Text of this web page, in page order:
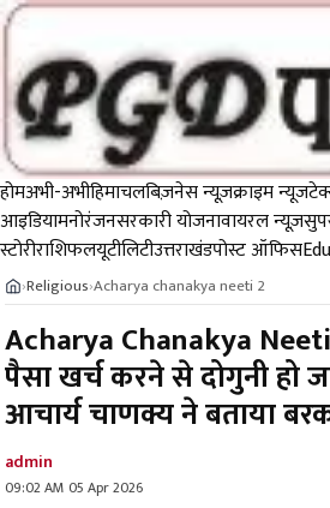
होमअभी-अभीहिमाचलबिज़नेस न्यूज़क्राइम न्यूज
आइडियामनोरंजनसरकारी योजनावायरल न्यूज़
स्टोरीराशिफलयूटीलिटीउत्तराखंडपोस्ट ऑफिस
›Religious›Acharya chanakya neeti 2
Acharya Chanakya
पैसा खर्च करने से दोगुनी हो
आचार्य चाणक्य ने बताया
admin
09:02 AM 05 Apr 2026